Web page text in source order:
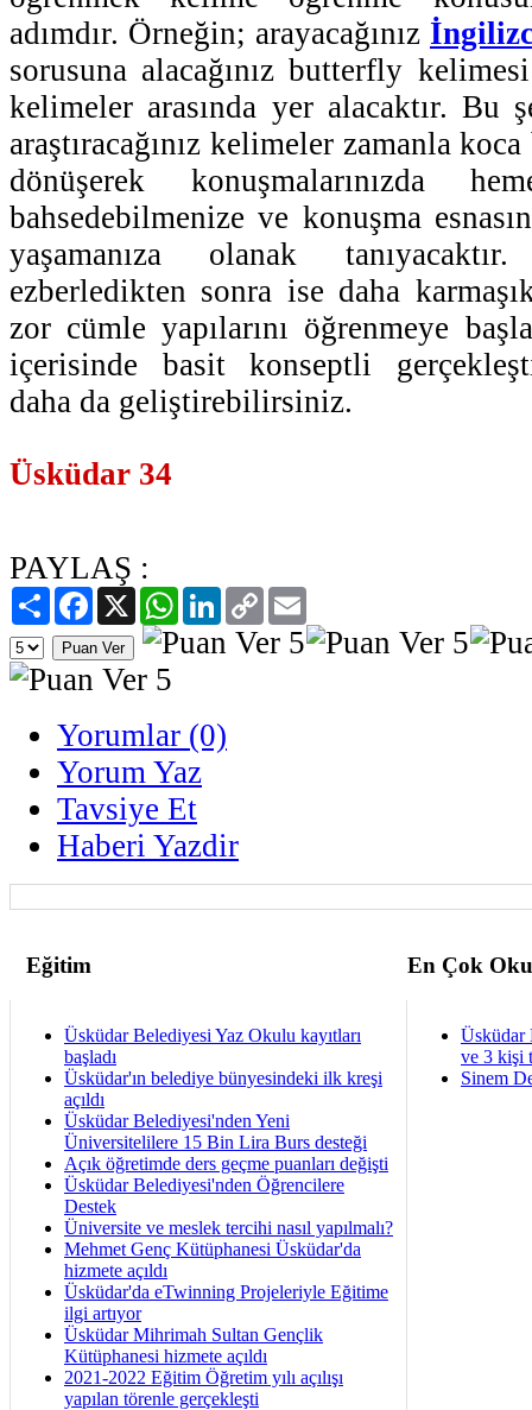
adımdır. Örneğin; arayacağınız
sorusuna alacağınız butterfly
kelimeler arasında yer alacaktır. Bu
araştıracağınız kelimeler zamanla
dönüşerek konuşmalarınızda
bahsedebilmenize ve konuşma
yaşamanıza olanak
ezberledikten sonra ise daha
zor cümle yapılarını öğrenmeye
içerisinde basit konseptli
daha da geliştirebilirsiniz.
Üsküdar 34
PAYLAŞ :
PaylaşFacebook
X WhatsAppLinkedIn
Copy
Link
Yorumlar (0)
Yorum Yaz
Tavsiye Et
Haberi Yazdir
Eğitim En Çok
Üsküdar Belediyesi Yaz Okulu kayıtları
başladı
Üsküdar'ın belediye bünyesindeki ilk kreşi
açıldı
Üsküdar Belediyesi'nden Yeni
Üniversitelilere 15 Bin Lira Burs desteği
Açık öğretimde ders geçme puanları değişti
Üsküdar Belediyesi'nden Öğrencilere
Destek
Üniversite ve meslek tercihi nasıl yapılmalı?
Mehmet Genç Kütüphanesi Üsküdar'da
hizmete açıldı
Üsküdar'da eTwinning Projeleriyle Eğitime
ilgi artıyor
Üsküdar Mihrimah Sultan Gençlik
Kütüphanesi hizmete açıldı
2021-2022 Eğitim Öğretim yılı açılışı
yapılan törenle gerçekleşti
Üsküdar
ve 3 kişi
Sinem